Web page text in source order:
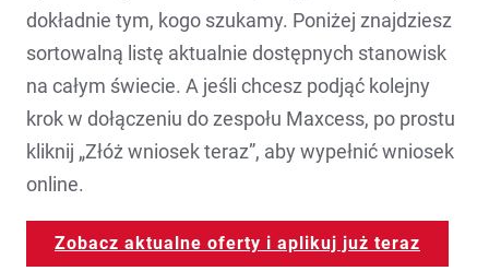
dokładnie tym, kogo szukamy. Poniżej znajdziesz
sortowalną listę aktualnie dostępnych stanowisk
na całym świecie. A jeśli chcesz podjąć kolejny
krok w dołączeniu do zespołu Maxcess, po prostu
kliknij „Złóż wniosek teraz”, aby wypełnić wniosek
online.
Zobacz aktualne oferty i aplikuj już teraz